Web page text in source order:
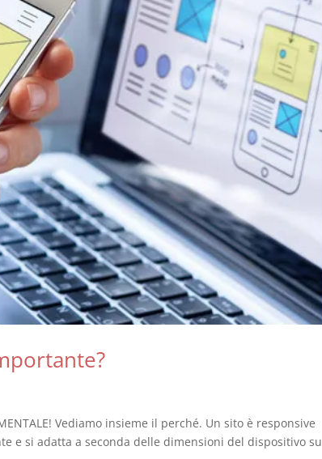
Vediamo insieme il perché. Un sito è responsive
e si adatta a seconda delle dimensioni del dispositivo su